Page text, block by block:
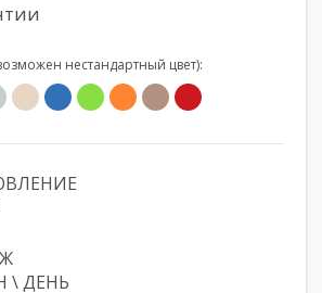
нестандартный цвет):
\ ДЕНЬ